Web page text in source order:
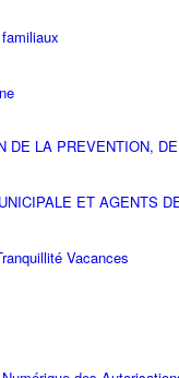
DE LA PREVENTION,
ET AGENTS
Vacances